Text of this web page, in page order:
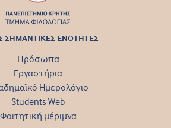
ΣΗΜΑΝΤΙΚΕΣ ΕΝΟΤΗΤΕΣ
Πρόσωπα
Εργαστήρια
Ημερολόγιο
Students Web
Φοιτητική μέριμνα